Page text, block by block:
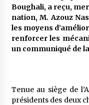
Un
5
6
Boughali, a reçu,
nation, M. Azouz
les moyens
renforcer les
un communiqué de
Tenue au siège de
présidents des deux